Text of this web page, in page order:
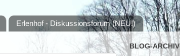
Erlenhof - Diskussionsforum (NEU!)
BLOG-ARCHIV